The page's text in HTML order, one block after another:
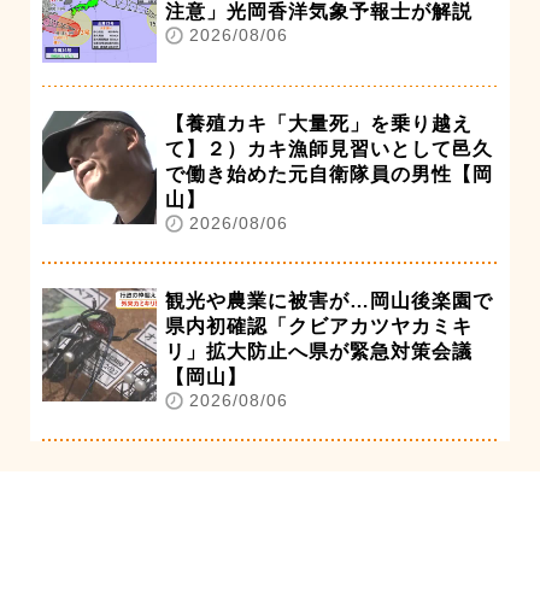
注意」光岡香洋気象予報士が解説
2026/08/06
【養殖カキ「大量死」を乗り越え
て】２）カキ漁師見習いとして邑久
で働き始めた元自衛隊員の男性【岡
山】
2026/08/06
観光や農業に被害が…岡山後楽園で
県内初確認「クビアカツヤカミキ
リ」拡大防止へ県が緊急対策会議
【岡山】
2026/08/06